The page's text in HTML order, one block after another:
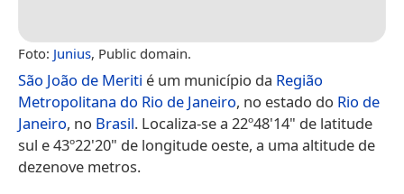
Foto: Junius, Public domain.
São João de Meriti é um município da Região
Metropolitana do Rio de Janeiro, no estado do Rio de
Janeiro, no Brasil. Localiza-se a 22º48'14" de latitude
sul e 43º22'20" de longitude oeste, a uma altitude de
dezenove metros.